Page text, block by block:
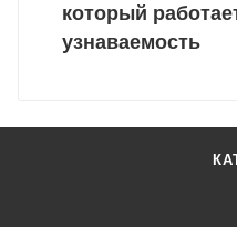
который
узнаваемость